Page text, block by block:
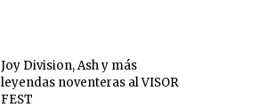
Joy Division, Ash y más
leyendas noventeras al VISOR
FEST